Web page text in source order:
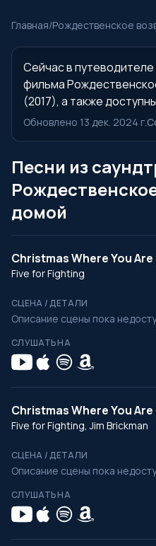
Главная/Рождественское
Сейчас в путеводителе
фильма
(2017), а также
Обновлено 13 дек. 2024 г.
Песни из
домой
Christmas Where You
Five for Fighting
СЦЕНА / ДЕТАЛИ
Описание сцены пока
СЛУШАТЬ НА
Christmas Where You
Five for Fighting, Jim Brickman
СЦЕНА / ДЕТАЛИ
Описание сцены пока
СЛУШАТЬ НА